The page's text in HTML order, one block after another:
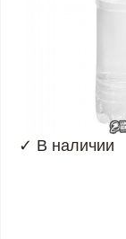
✓ В наличии